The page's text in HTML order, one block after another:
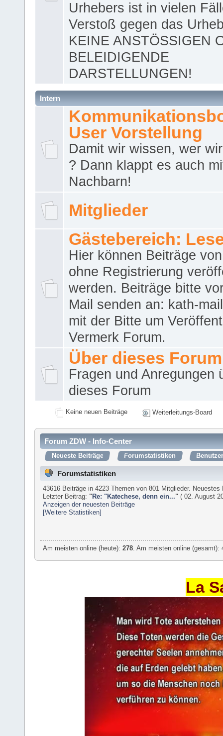
Urhebers ist in vielen
Verstoß gegen das
KEINE ANSTÖSSIGEN
BELEIDIGENDE
DARSTELLUNGEN!
Intern
User Vorstellung
Damit wir wissen, wer
? Dann klappt es auch
Nachbarn!
Mitglieder
Gästebereich:
Hier können Beiträge
ohne Registrierung
werden. Beiträge bitte
Mail senden an: kath-
mit der Bitte um
Vermerk Forum.
Über dieses Forum
Fragen und Anregungen
dieses Forum
Keine neuen Beiträge Weiterleitungs-Board
Forum ZDW - Info-Center
Neueste Beiträge Forumstatistiken
Forumstatistiken
43616 Beiträge in 4223 Themen von 801 Mitglieder.
Letzter Beitrag: "Re: "Katechese, denn ein..." ( 02. August
Anzeigen der neuesten Beiträge
[Weitere Statistiken]
Am meisten online (heute):278 . Am meisten online
La